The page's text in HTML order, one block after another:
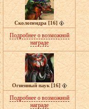
Сколопендра [16]
Подробнее о возможной
награде
Огненный паук [16]
Подробнее о возможной
награде